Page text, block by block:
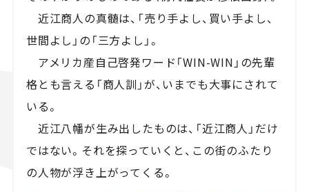
近江商人の真髄は、「売り手よし、買い手よし、
世間よし」の「三方よし」。
アメリカ産自己啓発ワード「WIN-WIN」の先輩
格とも言える「商人訓」が、いまでも大事にされて
いる。
近江八幡が生み出したものは、「近江商人」だけ
ではない。それを探っていくと、この街のふたり
の人物が浮き上がってくる。